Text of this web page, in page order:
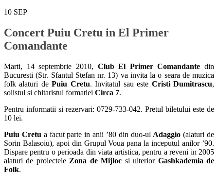
10 SEP
Concert Puiu Cretu in El Primer
Comandante
Marti, 14 septembrie 2010, Club El Primer Comandante din
Bucuresti (Str. Sfantul Stefan nr. 13) va invita la o seara de muzica
folk alaturi dePuiu Cretu. Invitatul sau este Cristi Dumitrascu,
solistul si chitaristul formatiei Circa 7.
Pentru informatii si rezervari: 0729-733-042. Pretul biletului este de
10 lei.
Puiu Cretu a facut parte in anii ’80 din duo-ul Adaggio (alaturi de
Sorin Balasoiu), apoi din Grupul Voua pana la inceputul anilor ’90.
Dispare pentru o perioada din viata artistica, pentru a reveni in 2005
alaturi de proiectele Zona de Mijloc si ulterior Gashkademia de
Folk.